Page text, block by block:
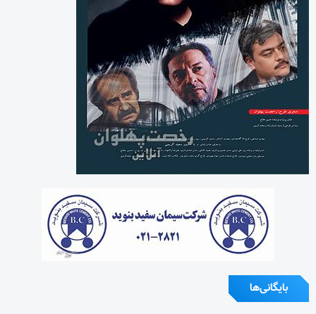
بایگانی‌ها
آگوست 2026
جولای 2026
می 2026
دسامبر 2025
سپتامبر 2025